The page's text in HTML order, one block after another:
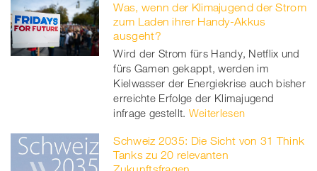
Was, wenn der Klimajugend der Strom
zum Laden ihrer Handy-Akkus
ausgeht?
Wird der Strom fürs Handy, Netflix und
fürs Gamen gekappt, werden im
Kielwasser der Energiekrise auch bisher
erreichte Erfolge der Klimajugend
infrage gestellt. Weiterlesen
Schweiz 2035: Die Sicht von 31 Think
Tanks zu 20 relevanten